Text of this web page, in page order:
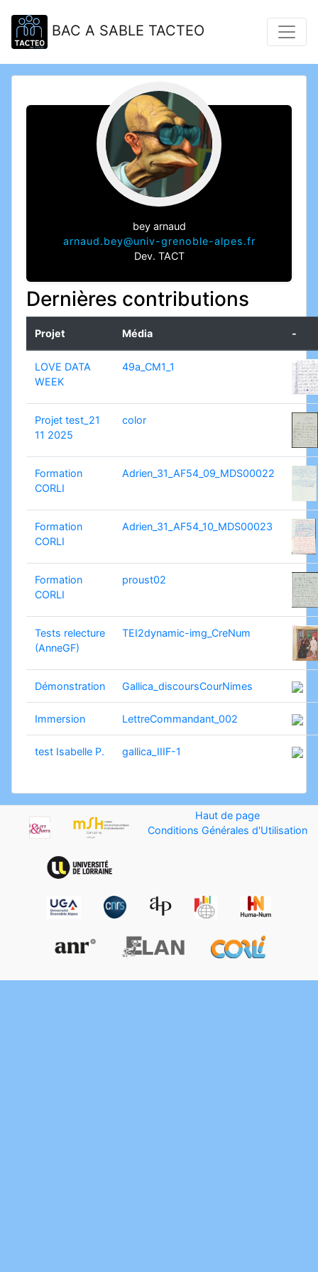
BAC A SABLE TACTEO
bey arnaud
arnaud.bey@univ-grenoble-alpes.fr
Dev. TACT
Dernières contributions
Projet Média -
LOVE DATA
WEEK
49a_CM1_1
Projet test_21
11 2025
color
Formation
CORLI
Adrien_31_AF54_09_MDS00022
Formation
CORLI
Adrien_31_AF54_10_MDS00023
Formation
CORLI
proust02
Tests relecture
(AnneGF)
TEI2dynamic-img_CreNum
Démonstration Gallica_discoursCourNimes
Immersion LettreCommandant_002
test Isabelle P. gallica_IIIF-1
Haut de page
Conditions Générales d'Utilisation